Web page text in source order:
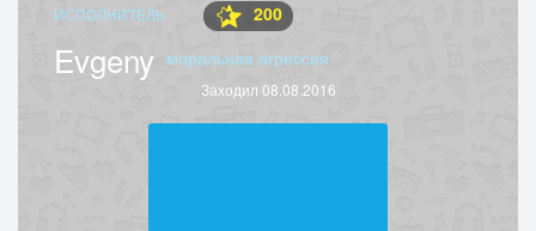
ИСПОЛНИТЕЛЬ 200
Evgeny моральная агрессия
Заходил 08.08.2016